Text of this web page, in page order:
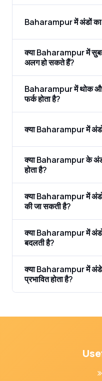
Baharampur में अंडों का
क्या Baharampur में
अलग हो सकते हैं?
Baharampur में थोक
फर्क होता है?
क्या Baharampur में
क्या Baharampur के
होता है?
क्या Baharampur में
की जा सकती है?
क्या Baharampur में अंडों
बदलती है?
क्या Baharampur में अंडे
प्रभावित होता है?